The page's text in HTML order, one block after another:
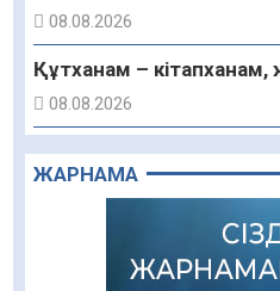
08.08.2026
Құтханам –
08.08.2026
Құрылыс қарқыны –
08.08.2026
Зәулім ғимараттарда
азаматтардың
ЖАРНАМА